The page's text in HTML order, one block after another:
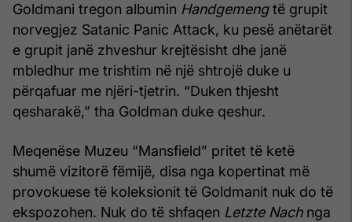
Goldmani tregon albumin Handgemengtë grupit
norvegjez Satanic Panic Attack, ku pesë anëtarët
e grupit janë zhveshur krejtësisht dhe janë
mbledhur me trishtim në një shtrojë duke u
përqafuar me njëri-tjetrin. “Duken thjesht
qesharakë,” tha Goldman duke qeshur.
Meqenëse Muzeu “Mansfield” pritet të ketë
shumë vizitorë fëmijë, disa nga kopertinat më
provokuese të koleksionit të Goldmanit nuk do të
ekspozohen. Nuk do të shfaqen Letzte Nachnga